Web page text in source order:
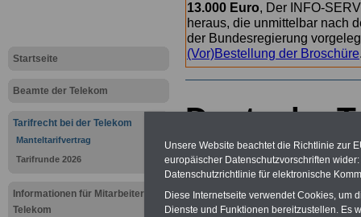
Startseite
Beamte der Telekom
Tarifrecht bei der Telekom
Manteltarifvertrag
Tarifrunde 2026
Informationen für Mitarbeiter der
Telekom
13.000 Euro, Der INFO-
heraus, die unmittelbar nach
der Bundesregierung
(Vor)Bestellung der Broschüre
Deutsche
Unsere Website beachtet die Richtlinie zur
europäischer Datenschutzvorschriften
Datenschutzrichtlinie für elektronische
Diese Internetseite verwendet Cookies, um
Dienste und Funktionen bereitzustellen. Es